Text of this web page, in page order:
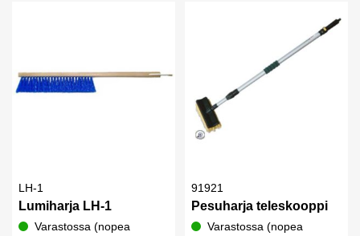
LH-1
Lumiharja LH-1
Varastossa (nopea
91921
Pesuharja teleskooppi
Varastossa (nopea